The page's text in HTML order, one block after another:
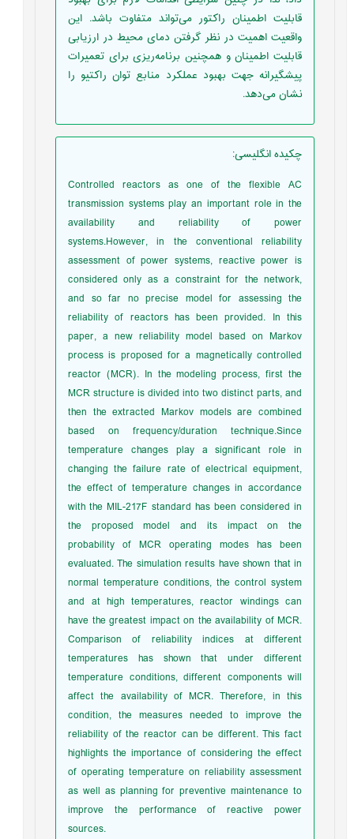
قابلیت اطمینان راکتور می‌تواند متفاوت باشد. این
واقعیت اهمیت در نظر گرفتن دمای محیط در ارزیابی
قابلیت اطمینان و همچنین برنامه‌ریزی برای تعمیرات
پیشگیرانه جهت بهبود عملکرد منابع توان راکتیو را
نشان می‌دهد.
چکیده انگلیسی:
Controlled reactors as one of the flexible AC
transmission systems play an important role in the
availability and reliability of power
systems.However, in the conventional reliability
assessment of power systems, reactive power is
considered only as a constraint for the network,
and so far no precise model for assessing the
reliability of reactors has been provided. In this
paper, a new reliability model based on Markov
process is proposed for a magnetically controlled
reactor (MCR). In the modeling process, first the
MCR structure is divided into two distinct parts, and
then the extracted Markov models are combined
based on frequency/duration technique.Since
temperature changes play a significant role in
changing the failure rate of electrical equipment,
the effect of temperature changes in accordance
with the MIL-217F standard has been considered in
the proposed model and its impact on the
probability of MCR operating modes has been
evaluated. The simulation results have shown that in
normal temperature conditions, the control system
and at high temperatures, reactor windings can
have the greatest impact on the availability of MCR.
Comparison of reliability indices at different
temperatures has shown that under different
temperature conditions, different components will
affect the availability of MCR. Therefore, in this
condition, the measures needed to improve the
reliability of the reactor can be different. This fact
highlights the importance of considering the effect
of operating temperature on reliability assessment
as well as planning for preventive maintenance to
improve the performance of reactive power
sources.